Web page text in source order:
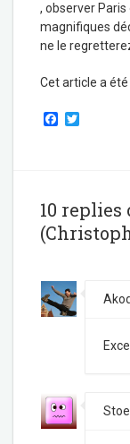
, observer Paris
magnifiques
ne le
Cet article a
F
o
k
r
10 replies